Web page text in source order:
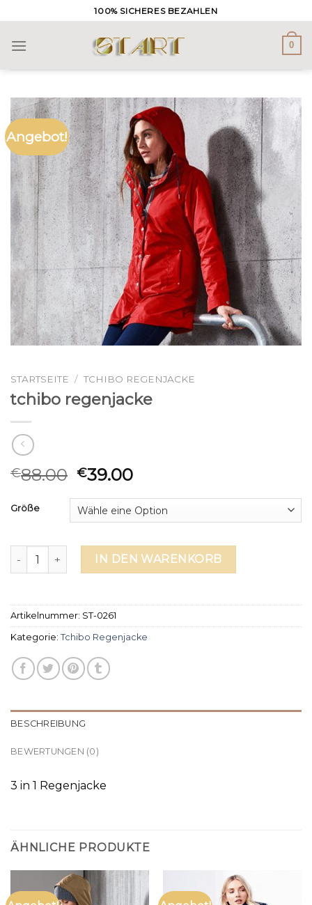
to
content
100% SICHERES BEZAHLEN
0
Angebot!
STARTSEITE / TCHIBO REGENJACKE
tchibo regenjacke
€88.00 €39.00
Größe
tchibo regenjacke MengeIN DEN WARENKORB
Artikelnummer: ST-0261
Kategorie: Tchibo Regenjacke
BESCHREIBUNG
BEWERTUNGEN (0)
3 in 1 Regenjacke
ÄHNLICHE PRODUKTE